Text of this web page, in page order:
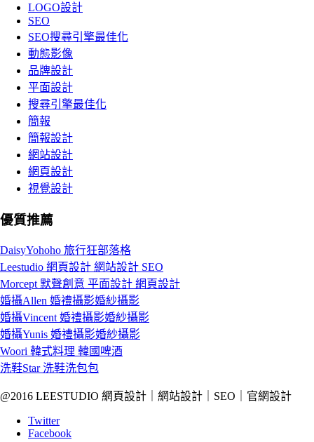
LOGO設計
SEO
SEO搜尋引擎最佳化
動態影像
品牌設計
平面設計
搜尋引擎最佳化
簡報
簡報設計
網站設計
網頁設計
視覺設計
優質推薦
DaisyYohoho 旅行狂部落格
Leestudio 網頁設計 網站設計 SEO
Morcept 默聲創意 平面設計 網頁設計
婚攝Allen 婚禮攝影婚紗攝影
婚攝Vincent 婚禮攝影婚紗攝影
婚攝Yunis 婚禮攝影婚紗攝影
Woori 韓式料理 韓國啤酒
洗鞋Star 洗鞋洗包包
@2016 LEESTUDIO 網頁設計｜網站設計｜SEO｜官網設計
Twitter
Facebook